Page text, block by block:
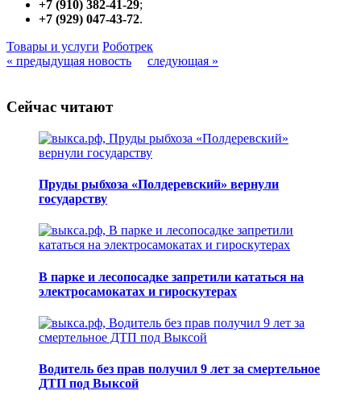
+7 (910) 382-41-29;
+7 (929) 047-43-72.
Товары и услуги Роботрек
« предыдущая новость
следующая »
Сейчас читают
Пруды рыбхоза «Полдеревский» вернули
государству
В парке и лесопосадке запретили кататься на
электросамокатах и гироскутерах
Водитель без прав получил 9 лет за смертельное
ДТП под Выксой